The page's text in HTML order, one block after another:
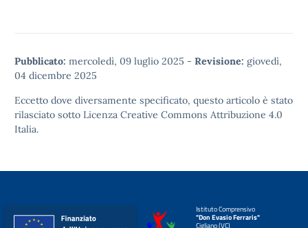
Pubblicato: mercoledì, 09 luglio 2025 - Revisione: giovedì,
04 dicembre 2025
Eccetto dove diversamente specificato, questo articolo è stato
rilasciato sotto Licenza Creative Commons Attribuzione 4.0
Italia.
Istituto Comprensivo
"Don Evasio Ferraris"
Cigliano (VC)